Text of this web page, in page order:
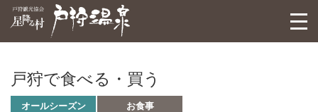
戸狩で食べる・買う
オールシーズン お食事